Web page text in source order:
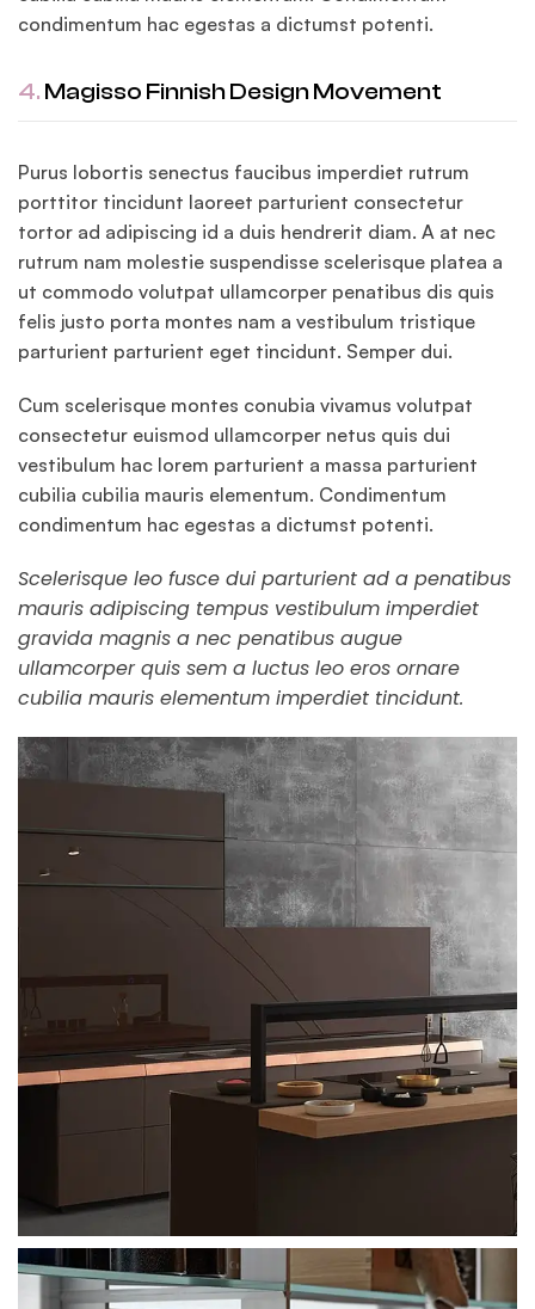
condimentum hac egestas a dictumst potenti.
4. Magisso Finnish Design Movement
Purus lobortis senectus faucibus imperdiet rutrum
porttitor tincidunt laoreet parturient consectetur
tortor ad adipiscing id a duis hendrerit diam. A at nec
rutrum nam molestie suspendisse scelerisque platea a
ut commodo volutpat ullamcorper penatibus dis quis
felis justo porta montes nam a vestibulum tristique
parturient parturient eget tincidunt. Semper dui.
Cum scelerisque montes conubia vivamus volutpat
consectetur euismod ullamcorper netus quis dui
vestibulum hac lorem parturient a massa parturient
cubilia cubilia mauris elementum. Condimentum
condimentum hac egestas a dictumst potenti.
Scelerisque leo fusce dui parturient ad a penatibus
mauris adipiscing tempus vestibulum imperdiet
gravida magnis a nec penatibus augue
ullamcorper quis sem a luctus leo eros ornare
cubilia mauris elementum imperdiet tincidunt.